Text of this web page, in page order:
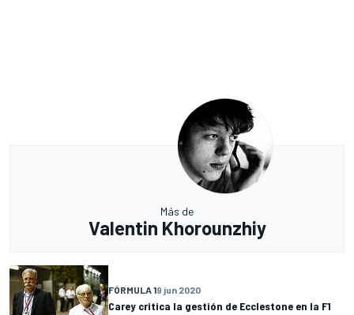
Más de
Valentin Khorounzhiy
FÓRMULA 19 jun 2020
Carey critica la gestión de Ecclestone en la F1